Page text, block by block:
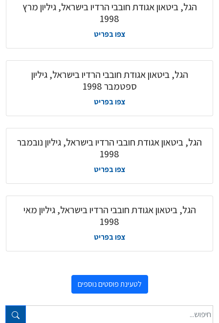
טקסט חופשי...
הגל, ביטאון אגודת חובבי הרדיו בישראל, גיליון מרץ
1998
צפו בפריט
הגל, ביטאון אגודת חובבי הרדיו בישראל, גיליון
ספטמבר 1998
צפו בפריט
הגל, ביטאון אגודת חובבי הרדיו בישראל, גיליון נובמבר
1998
צפו בפריט
הגל, ביטאון אגודת חובבי הרדיו בישראל, גיליון מאי
1998
צפו בפריט
לטעינת פוסטים נוספים